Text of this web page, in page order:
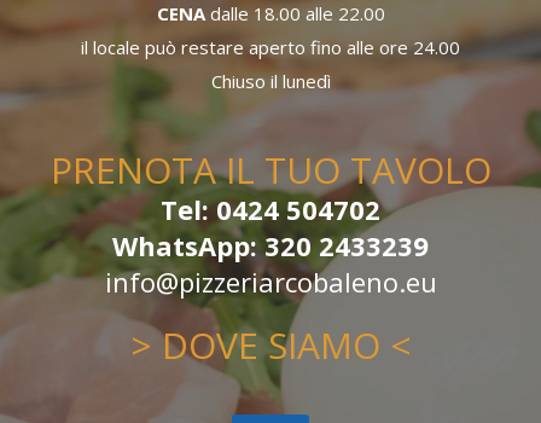
CENAdalle 18.00 alle 22.00
il locale può restare aperto fino alle ore 24.00
Chiuso il lunedì
PRENOTA IL TUO TAVOLO
Tel: 0424 504702
WhatsApp: 320 2433239
info@pizzeriarcobaleno.eu
> DOVE SIAMO <